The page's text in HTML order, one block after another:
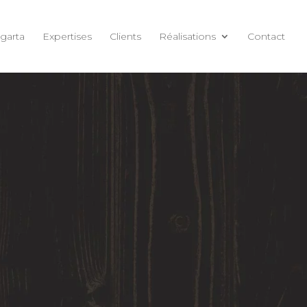
Expertises Clients Réalisations Contact